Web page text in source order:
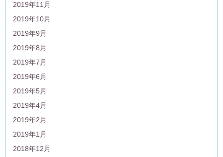
2019年11月
2019年10月
2019年9月
2019年8月
2019年7月
2019年6月
2019年5月
2019年4月
2019年2月
2019年1月
2018年12月